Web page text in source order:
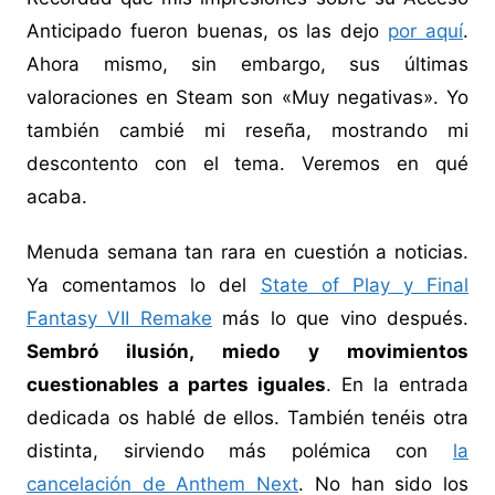
Anticipado fueron buenas, os las dejo por aquí.
Ahora mismo, sin embargo, sus últimas
valoraciones en Steam son «Muy negativas». Yo
también cambié mi reseña, mostrando mi
descontento con el tema. Veremos en qué
acaba.
Menuda semana tan rara en cuestión a noticias.
Ya comentamos lo del State of Play y Final
Fantasy VII Remake más lo que vino después.
Sembró ilusión, miedo y movimientos
cuestionables a partes iguales. En la entrada
dedicada os hablé de ellos. También tenéis otra
distinta, sirviendo más polémica con la
cancelación de Anthem Next. No han sido los